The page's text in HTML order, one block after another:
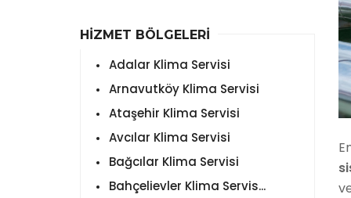
HİZMET BÖLGELERİ
Adalar Klima Servisi
Arnavutköy Klima Servisi
Ataşehir Klima Servisi
Avcılar Klima Servisi
Bağcılar Klima Servisi
Bahçelievler Klima Servis...